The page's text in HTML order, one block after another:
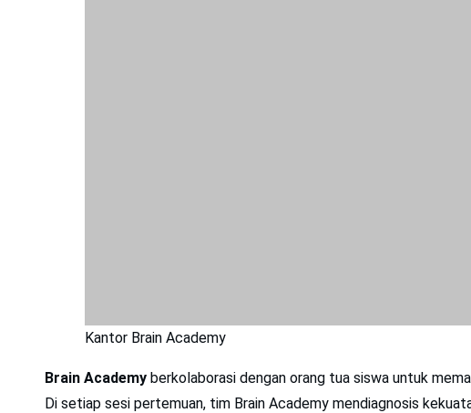
Kantor Brain Academy
Brain Academy berkolaborasi dengan orang tua siswa untuk
Di setiap sesi pertemuan, tim Brain Academy mendiagnosis